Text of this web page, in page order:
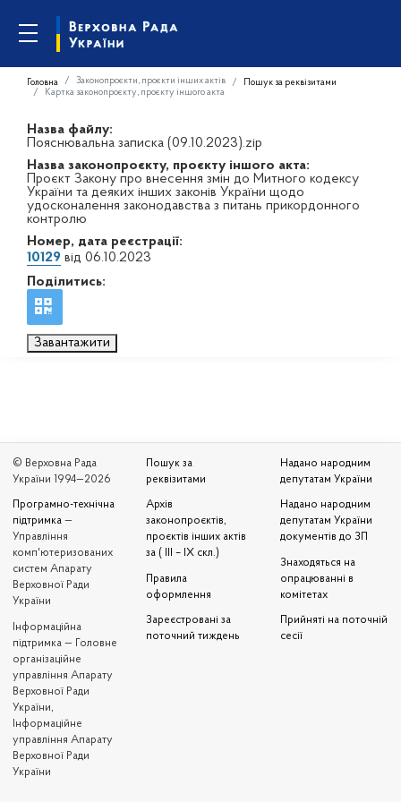
Головна Законопроєкти, проєкти інших актів
Пошук за реквізитами
Картка законопроєкту, проєкту іншого акта
Назва файлу:
Пояснювальна записка (09.10.2023).zip
Назва законопроєкту, проєкту іншого акта:
Проєкт Закону про внесення змін до Митного кодексу
України та деяких інших законів України щодо
удосконалення законодавства з питань прикордонного
контролю
Номер, дата реєстрації:
10129 від 06.10.2023
Поділитись:
Завантажити
© Верховна Рада
України 1994—2026
Програмно-технічна
підтримка —
Управління
комп'ютеризованих
систем Апарату
Верховної Ради
України
Iнформаційна
підтримка — Головне
організаційне
управління Апарату
Верховної Ради
України,
Інформаційне
управління Апарату
Верховної Ради
України
Пошук за
реквізитами
Архів
законопроєктів,
проєктів інших актів
за ( III – IX скл.)
Правила
оформлення
Зареєстровані за
поточний тиждень
Надано народним
депутатам України
Надано народним
депутатам України
документів до ЗП
Знаходяться на
опрацюванні в
комітетах
Прийняті на поточній
сесії